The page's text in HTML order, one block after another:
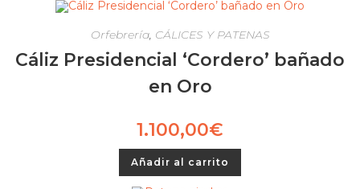
Orfebrería, CÁLICES Y PATENAS
Cáliz Presidencial ‘Cordero’ bañado
en Oro
1.100,00€
Añadir al carrito